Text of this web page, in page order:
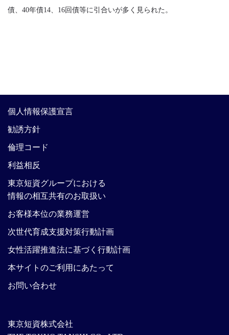
債、40年債14、16回債等に引合いが多く見られた。
東京短資株式会社
個人情報保護宣言
勧誘方針
倫理コード
利益相反
東京短資グループにおける
情報の相互共有のお取扱い
お客様本位の業務運営
次世代育成支援対策行動計画
女性活躍推進法に基づく行動計画
本サイトのご利用にあたって
お問い合わせ